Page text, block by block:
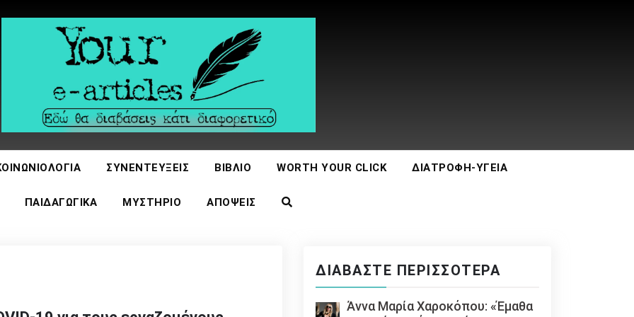
ΣΥΝΕΝΤΕΎΞΕΙΣ ΒΙΒΛΊΟ WORTH YOUR CLICK ΔΙΑΤΡΟΦΉ-ΥΓΕΊΑ
ΠΑΙΔΑΓΩΓΙΚΆ ΜΥΣΤΉΡΙΟ ΑΠΌΨΕΙΣ
ΔΙΑΒΆΣΤΕ ΠΕΡΙΣΣΌΤΕΡΑ
Άννα Μαρία Χαροκόπου: «Έμαθα